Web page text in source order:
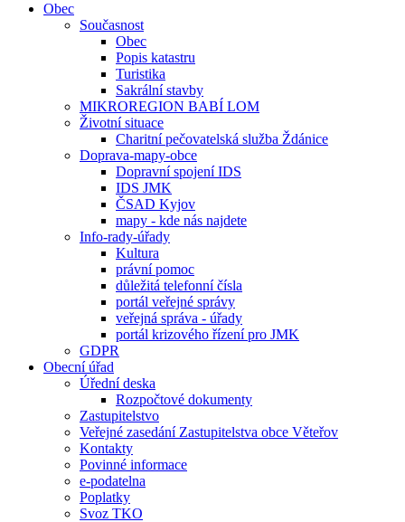
Obec
Současnost
Obec
Popis katastru
Turistika
Sakrální stavby
MIKROREGION BABÍ LOM
Životní situace
Charitní pečovatelská služba Ždánice
Doprava-mapy-obce
Dopravní spojení IDS
IDS JMK
ČSAD Kyjov
mapy - kde nás najdete
Info-rady-úřady
Kultura
právní pomoc
důležitá telefonní čísla
portál veřejné správy
veřejná správa - úřady
portál krizového řízení pro JMK
GDPR
Obecní úřad
Úřední deska
Rozpočtové dokumenty
Zastupitelstvo
Veřejné zasedání Zastupitelstva obce Věteřov
Kontakty
Povinné informace
e-podatelna
Poplatky
Svoz TKO